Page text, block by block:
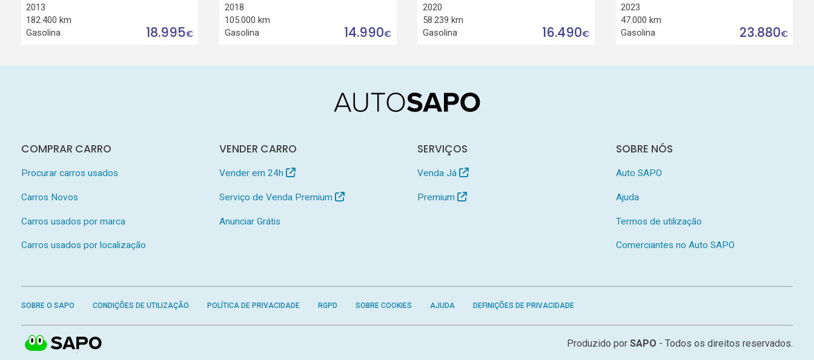
2013
182.400 km
Gasolina
18.995€
2018
105.000 km
Gasolina
14.990€
2020
58.239 km
Gasolina
16.490€
2023
47.000 km
Gasolina
23.880€
COMPRAR CARRO
Procurar carros usados
Carros Novos
Carros usados por marca
Carros usados por localização
VENDER CARRO
Vender em 24h
Serviço de Venda Premium
Anunciar Grátis
SERVIÇOS
Venda Já
Premium
SOBRE NÓS
Auto SAPO
Ajuda
Termos de utilização
Comerciantes no Auto SAPO
SOBRE O SAPO CONDIÇÕES DE UTILIZAÇÃO POLÍTICA DE PRIVACIDADE RGPD SOBRE COOKIES AJUDA DEFINIÇÕES DE PRIVACIDADE
Produzido porSAPO - Todos os direitos reservados.